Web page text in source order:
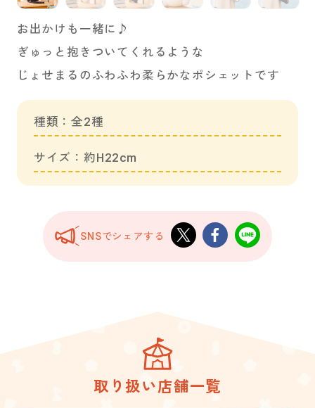
お出かけも一緒に♪
ぎゅっと抱きついてくれるような
じょせまるのふわふわ柔らかなポシェットです
種類：全2種
サイズ：約H22cm
SNSでシェアする
取り扱い店舗一覧